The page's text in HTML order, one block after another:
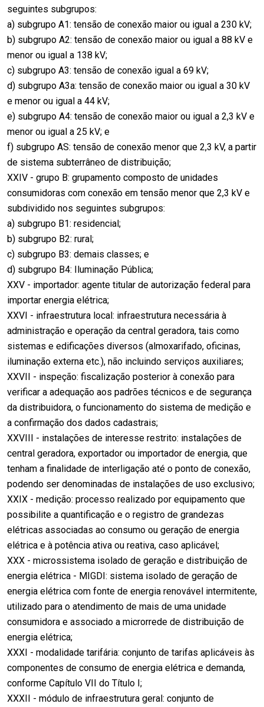
seguintes subgrupos:
a) subgrupo A1: tensão de conexão maior ou igual a 230 kV;
b) subgrupo A2: tensão de conexão maior ou igual a 88 kV e
menor ou igual a 138 kV;
c) subgrupo A3: tensão de conexão igual a 69 kV;
d) subgrupo A3a: tensão de conexão maior ou igual a 30 kV
e menor ou igual a 44 kV;
e) subgrupo A4: tensão de conexão maior ou igual a 2,3 kV e
menor ou igual a 25 kV; e
f) subgrupo AS: tensão de conexão menor que 2,3 kV, a partir
de sistema subterrâneo de distribuição;
XXIV - grupo B: grupamento composto de unidades
consumidoras com conexão em tensão menor que 2,3 kV e
subdividido nos seguintes subgrupos:
a) subgrupo B1: residencial;
b) subgrupo B2: rural;
c) subgrupo B3: demais classes; e
d) subgrupo B4: Iluminação Pública;
XXV - importador: agente titular de autorização federal para
importar energia elétrica;
XXVI - infraestrutura local: infraestrutura necessária à
administração e operação da central geradora, tais como
sistemas e edificações diversos (almoxarifado, oficinas,
iluminação externa etc.), não incluindo serviços auxiliares;
XXVII - inspeção: fiscalização posterior à conexão para
verificar a adequação aos padrões técnicos e de segurança
da distribuidora, o funcionamento do sistema de medição e
a confirmação dos dados cadastrais;
XXVIII - instalações de interesse restrito: instalações de
central geradora, exportador ou importador de energia, que
tenham a finalidade de interligação até o ponto de conexão,
podendo ser denominadas de instalações de uso exclusivo;
XXIX - medição: processo realizado por equipamento que
possibilite a quantificação e o registro de grandezas
elétricas associadas ao consumo ou geração de energia
elétrica e à potência ativa ou reativa, caso aplicável;
XXX - microssistema isolado de geração e distribuição de
energia elétrica - MIGDI: sistema isolado de geração de
energia elétrica com fonte de energia renovável intermitente,
utilizado para o atendimento de mais de uma unidade
consumidora e associado a microrrede de distribuição de
energia elétrica;
XXXI - modalidade tarifária: conjunto de tarifas aplicáveis às
componentes de consumo de energia elétrica e demanda,
conforme Capítulo VII do Título I;
XXXII - módulo de infraestrutura geral: conjunto de